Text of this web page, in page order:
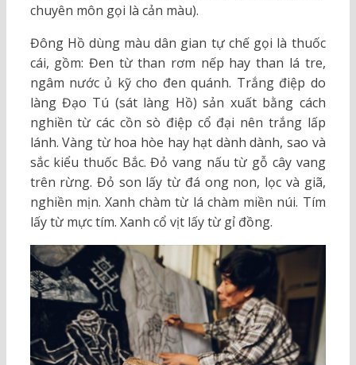
chuyên môn gọi là cản màu).
Đông Hồ dùng màu dân gian tự chế gọi là thuốc
cái, gồm: Đen từ than rơm nếp hay than lá tre,
ngâm nước ủ kỹ cho đen quánh. Trắng điệp do
làng Đạo Tú (sát làng Hồ) sản xuất bằng cách
nghiền từ các cồn sò điệp cổ đại nên trắng lấp
lánh. Vàng từ hoa hòe hay hạt dành dành, sao và
sắc kiểu thuốc Bắc. Đỏ vang nấu từ gỗ cây vang
trên rừng. Đỏ son lấy từ đá ong non, lọc và giã,
nghiền mịn. Xanh chàm từ lá chàm miền núi. Tím
lấy từ mực tím. Xanh cổ vịt lấy từ gỉ đồng.